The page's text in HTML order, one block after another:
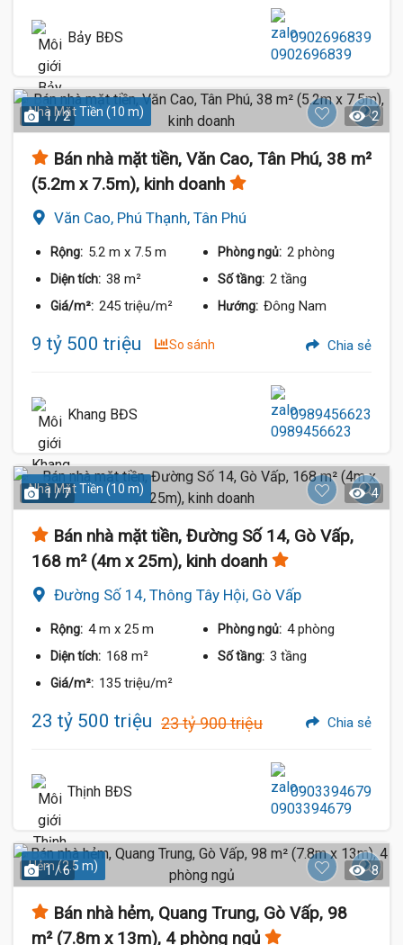
Bảy BĐS 0902696839
Nhà Mặt Tiền (10 m)
1 / 2 2
Bán nhà mặt tiền, Văn Cao, Tân Phú, 38 m²
(5.2m x 7.5m), kinh doanh
Văn Cao, Phú Thạnh, Tân Phú
Rộng: 5.2 m x 7.5 m Phòng ngủ: 2 phòng
Diện tích: 38 m² Số tầng: 2 tầng
Giá/m²: 245 triệu/m² Hướng: Đông Nam
9 tỷ 500 triệu So sánh Chia sẻ
Khang BĐS 0989456623
Nhà Mặt Tiền (10 m)
1 / 7 4
Bán nhà mặt tiền, Đường Số 14, Gò Vấp,
168 m² (4m x 25m), kinh doanh
Đường Số 14, Thông Tây Hội, Gò Vấp
Rộng: 4 m x 25 m Phòng ngủ: 4 phòng
Diện tích: 168 m² Số tầng: 3 tầng
Giá/m²: 135 triệu/m²
23 tỷ 500 triệu 23 tỷ 900 triệu Chia sẻ
Thịnh BĐS 0903394679
Hẻm (2.5 m)
1 / 6 8
Bán nhà hẻm, Quang Trung, Gò Vấp, 98
m² (7.8m x 13m), 4 phòng ngủ